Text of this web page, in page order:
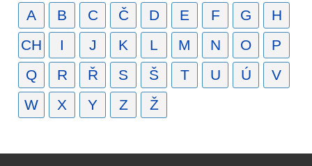
A B C Č D E F G
H
CH
I J K L M N O
P
Q
R Ř S Š T U Ú
V
W
X Y Z Ž